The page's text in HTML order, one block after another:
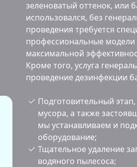
зеленоватый оттенок, или
использовался, без
проведения требуется
профессиональные
максимальной
Кроме того, услуга
проведение дезинфекции
Подготовительный
мусора, а также
мы устанавливаем и
оборудование;
Тщательное удаление
водяного пылесоса;